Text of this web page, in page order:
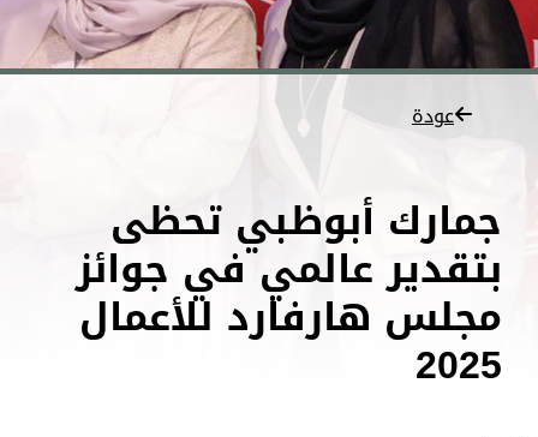
عودة
جمارك أبوظبي تحظى
بتقدير عالمي في جوائز
مجلس هارفارد للأعمال
2025